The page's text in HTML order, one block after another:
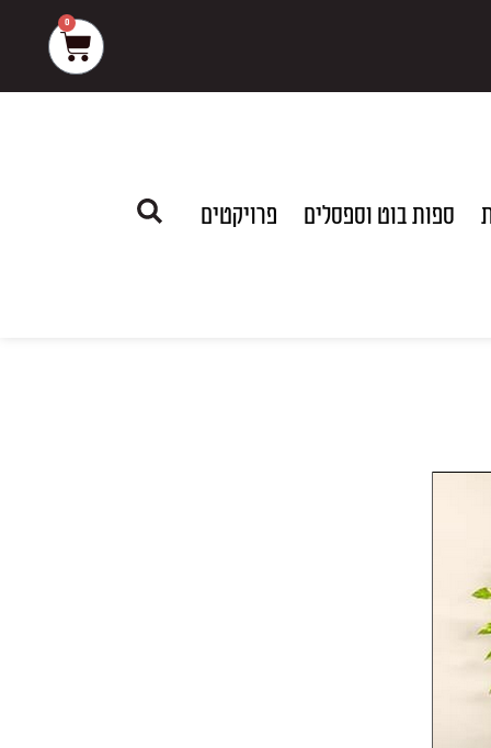
0
עגלת
קניות
ספות בוט וספסלים פרויקטים